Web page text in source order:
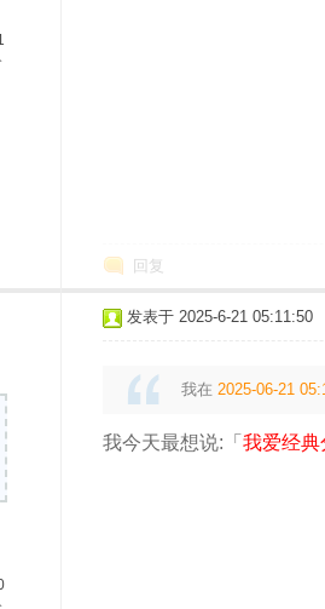
回复
发表于 2025-6-21 05:11:50
我在 2025-06-21
我今天最想说:「 我爱经典